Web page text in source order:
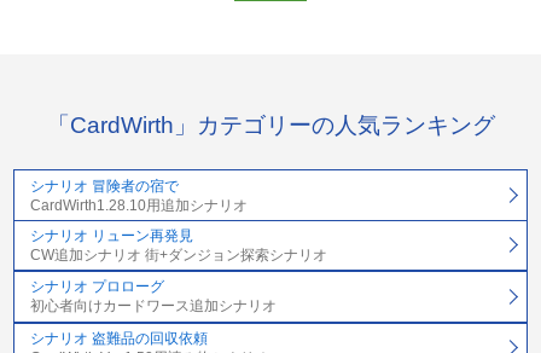
「CardWirth」カテゴリーの人気ランキング
シナリオ 冒険者の宿で
CardWirth1.28.10用追加シナリオ
シナリオ リューン再発見
CW追加シナリオ 街+ダンジョン探索シナリオ
シナリオ プロローグ
初心者向けカードワース追加シナリオ
シナリオ 盗難品の回収依頼